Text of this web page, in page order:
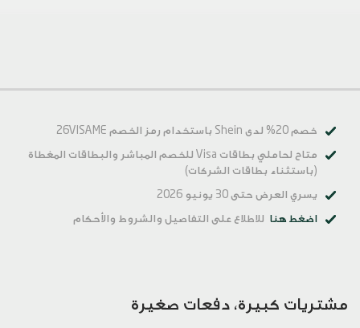
خصم 20% لدى Shein باستخدام رمز الخصم
26VISAME
متاح لحاملي بطاقات Visa للخصم المباشر والبطاقات المغطاة
(باستثناء بطاقات الشركات)
يسري العرض حتى 30 يونيو 2026
اضغط هنا للاطلاع على التفاصيل والشروط والأحكام
مشتريات كبيرة، دفعات صغيرة